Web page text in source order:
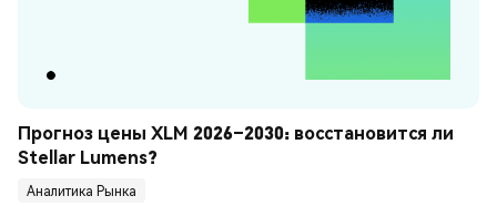
Прогноз цены XLM 2026–2030: восстановится ли
Stellar Lumens?
Аналитика Рынка